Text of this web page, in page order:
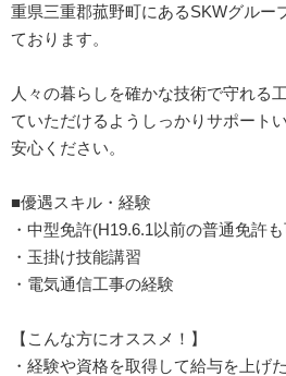
重県三重郡菰野町にあるSKWグルー
ております。
人々の暮らしを確かな技術で守れる
ていただけるようしっかりサポート
安心ください。
■優遇スキル・経験
・中型免許(H19.6.1以前の普通免許
・玉掛け技能講習
・電気通信工事の経験
【こんな方にオススメ！】
・経験や資格を取得して給与を上げ